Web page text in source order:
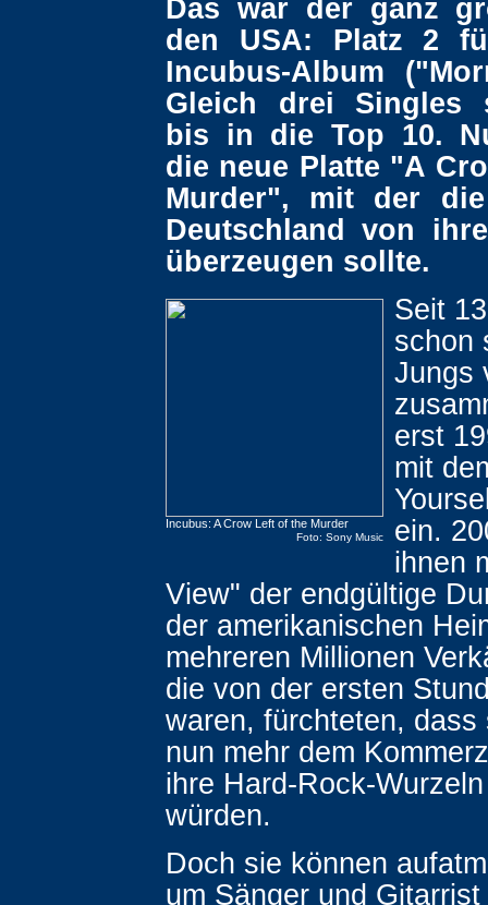
Das war der ganz
den USA: Platz 2
Incubus-Album
Gleich drei Singles
bis in die Top 10.
die neue Platte "A
Murder", mit der
Deutschland von
überzeugen sollte.
Incubus: A Crow Left of the Murder
Foto: Sony Music
Seit
schon
Jungs
erst
mit
ein.
ihnen
View" der endgültige
der amerikanischen
mehreren Millionen
die von der ersten
waren, fürchteten, dass
nun mehr dem
ihre Hard-Rock-
würden.
Doch sie können
um Sänger und